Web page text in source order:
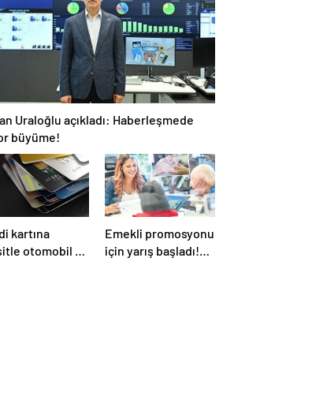
Uraloğlu açıkladı: Haberleşmede
büyüme!
kartına
otomobil ve
Emekli promosyonu
için yarış başladı!